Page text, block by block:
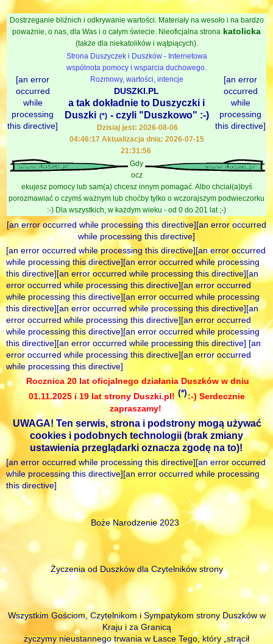
Dostrzeganie bliźnich i odkrywanie wartości. Materiały na wesoło i na bardzo
poważnie, o nas, dla Was i o całym świecie. Nieoficjalna strona katolicka
(także dla niekatolików i wątpiących).
[an error
occurred
while
processing
this directive]
Strona Duszyczek i Duszków - Internetowa
wspólnota pomocy i wsparcia duchowego.
Rozmowy, wartości, intencje
DUSZKI.PL
a tak dokładnie to Duszyczki i
Duszki (*) - czyli "Duszkowo" :-)
Dzisiaj jest: 2026-08-06
04:46:17 Aktualizacja dnia: 2026-07-15
21:31:56
[an error
occurred
while
processing
this directive]
Gdy
ocz
ekujesz pomocy lub sam(a) chcesz innym pomagać. Albo chciał(a)byś
porozmawiać o czymś ważnym lub choćby tylko o wczorajszym podwieczorku
:-) Dla wszystkich, w każdym wieku - od 0 do 201 lat ;-)
[an error occurred while processing this directive][an error occurred
while processing this directive]
[an error occurred while processing this directive][an error occurred
while processing this directive][an error occurred while processing
this directive][an error occurred while processing this directive][an
error occurred while processing this directive][an error occurred
while processing this directive][an error occurred while processing
this directive][an error occurred while processing this directive][an
error occurred while processing this directive][an error occurred
while processing this directive][an error occurred while processing
this directive][an error occurred while processing this directive] [an
error occurred while processing this directive][an error occurred
while processing this directive]
Rocznica 20 lat oficjalnego działania Duszków w dniu
01.11.2025 i 19 lat strony Duszki.pl! (*):-) Serdecznie
zapraszamy!
UWAGA! Ten serwis, strona i podstrony mogą używać
cookies i podobnych technologii (brak zmiany
ustawienia przeglądarki oznacza zgodę na to)!
[an error occurred while processing this directive][an error occurred
while processing this directive][an error occurred while processing
this directive]
Boże Narodzenie 2023
Życzenia od Duszków dla Czytelników strony
Wszystkim Gościom, Czytelnikom i Sympatykom strony Duszków w
Kraju i za Granicą
życzymy nieustannego trwania w Łasce Tego, który „strącił